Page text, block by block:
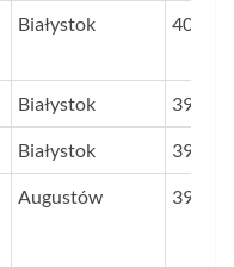
Białystok 40,0
Białystok 39,8
Białystok 39,3
Augustów 39,2